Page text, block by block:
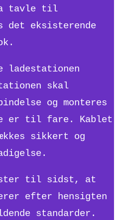
tavle til
det eksisterende
ladestationen
skal
og monteres
er til fare. Kablet
sikkert og
til sidst, at
efter hensigten
standarder.